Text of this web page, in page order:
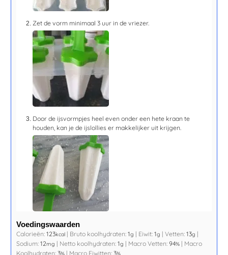
Zet de vorm minimaal 3 uur in de vriezer.
Door de ijsvormpjes heel even onder een hete kraan te
houden, kan je de ijslollies er makkelijker uit krijgen.
Voedingswaarden
Calorieën:123kcal | Bruto koolhydraten:1g | Eiwit:1g |Vetten:13g |
Sodium:12mg | Netto koolhydraten:1g | Macro Vetten:94% | Macro
Koolhydraten:3 | Macro Eiwitten:3